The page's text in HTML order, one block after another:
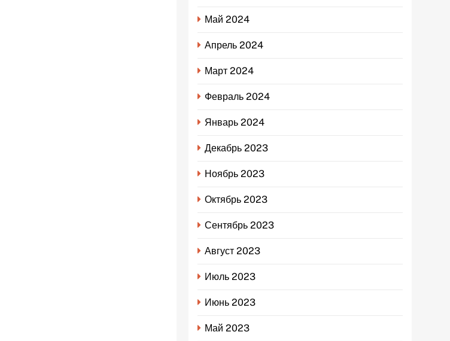
Май 2024
Апрель 2024
Март 2024
Февраль 2024
Январь 2024
Декабрь 2023
Ноябрь 2023
Октябрь 2023
Сентябрь 2023
Август 2023
Июль 2023
Июнь 2023
Май 2023